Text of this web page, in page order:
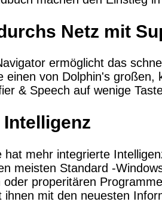
Netz mit
ermöglicht das
einen von Dolphin's
& Speech auf wenige
hat mehr integrierte
meisten Standard -
oder properitären
ihnen mit den neuesten